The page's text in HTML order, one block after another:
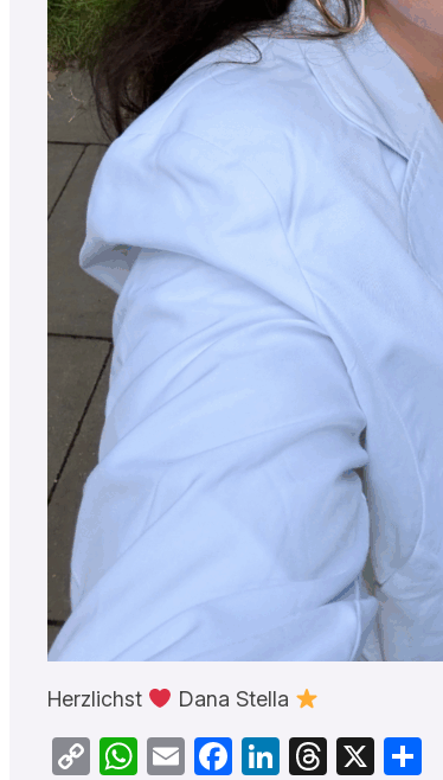
Herzlichst Dana Stella
CopyWhatsApp
EmailFacebook
LinkedIn
Threads
X